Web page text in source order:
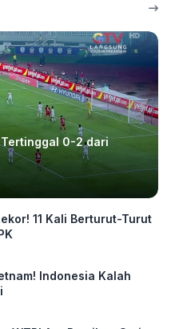
0-2 dari
11 Kali Berturut-Turut
Indonesia Kalah